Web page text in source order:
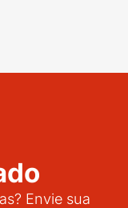
Envie sua